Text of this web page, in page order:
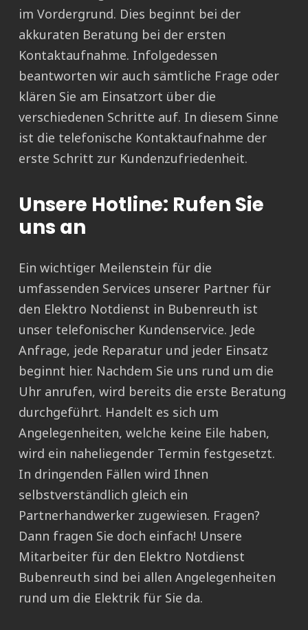
im Vordergrund. Dies beginnt bei der
akkuraten Beratung bei der ersten
Kontaktaufnahme. Infolgedessen
beantworten wir auch sämtliche Frage oder
klären Sie am Einsatzort über die
verschiedenen Schritte auf. In diesem Sinne
ist die telefonische Kontaktaufnahme der
erste Schritt zur Kundenzufriedenheit.
Unsere Hotline: Rufen Sie
uns an
Ein wichtiger Meilenstein für die
umfassenden Services unserer Partner für
den Elektro Notdienst in Bubenreuth ist
unser telefonischer Kundenservice. Jede
Anfrage, jede Reparatur und jeder Einsatz
beginnt hier. Nachdem Sie uns rund um die
Uhr anrufen, wird bereits die erste Beratung
durchgeführt. Handelt es sich um
Angelegenheiten, welche keine Eile haben,
wird ein naheliegender Termin festgesetzt.
In dringenden Fällen wird Ihnen
selbstverständlich gleich ein
Partnerhandwerker zugewiesen. Fragen?
Dann fragen Sie doch einfach! Unsere
Mitarbeiter für den Elektro Notdienst
Bubenreuth sind bei allen Angelegenheiten
rund um die Elektrik für Sie da.